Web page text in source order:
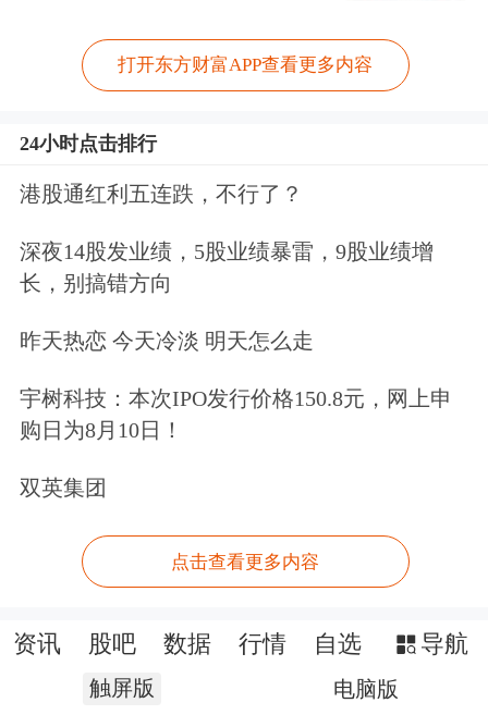
打开东方财富APP查看更多内容
24小时点击排行
港股通红利五连跌，不行了？
深夜14股发业绩，5股业绩暴雷，9股业绩增
长，别搞错方向
昨天热恋 今天冷淡 明天怎么走
宇树科技：本次IPO发行价格150.8元，网上申
购日为8月10日！
双英集团
点击查看更多内容
资讯 股吧 数据 行情 自选 导航
触屏版 电脑版